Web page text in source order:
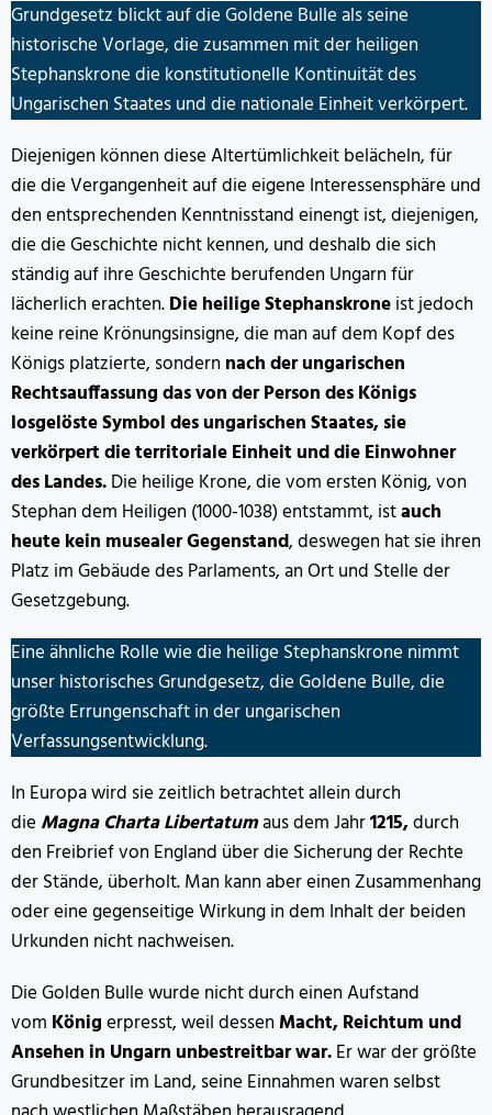
Grundgesetz blickt auf die Goldene Bulle als seine
historische Vorlage, die zusammen mit der heiligen
Stephanskrone die konstitutionelle Kontinuität des
Ungarischen Staates und die nationale Einheit verkörpert.
Diejenigen können diese Altertümlichkeit belächeln, für
die die Vergangenheit auf die eigene Interessensphäre und
den entsprechenden Kenntnisstand einengt ist, diejenigen,
die die Geschichte nicht kennen, und deshalb die sich
ständig auf ihre Geschichte berufenden Ungarn für
lächerlich erachten.Die heilige Stephanskroneist jedoch
keine reine Krönungsinsigne, die man auf dem Kopf des
Königs platzierte, sondern nach der ungarischen
Rechtsauffassung das von der Person des Königs
losgelöste Symbol des ungarischen Staates, sie
verkörpert die territoriale Einheit und die Einwohner
des Landes.Die heilige Krone, die vom ersten König, von
Stephan dem Heiligen (1000-1038) entstammt, istauch
heute kein musealer Gegenstand, deswegen hat sie ihren
Platz im Gebäude des Parlaments, an Ort und Stelle der
Gesetzgebung.
Eine ähnliche Rolle wie die heilige Stephanskrone nimmt
unser historisches Grundgesetz, die Goldene Bulle, die
größte Errungenschaft in der ungarischen
Verfassungsentwicklung.
In Europa wird sie zeitlich betrachtet allein durch
die Magna Charta Libertatumaus dem Jahr1215,durch
den Freibrief von England über die Sicherung der Rechte
der Stände, überholt. Man kann aber einen Zusammenhang
oder eine gegenseitige Wirkung in dem Inhalt der beiden
Urkunden nicht nachweisen.
Die Golden Bulle wurde nicht durch einen Aufstand
vom Königerpresst, weil dessenMacht, Reichtum und
Ansehen in Ungarn unbestreitbar war.Er war der größte
Grundbesitzer im Land, seine Einnahmen waren selbst